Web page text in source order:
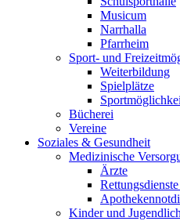
Musicum
Narrhalla
Pfarrheim
Sport- und
Weiterbildung
Spielplätze
Bücherei
Vereine
Soziales & Gesundheit
Medizinische
Ärzte
Kinder und